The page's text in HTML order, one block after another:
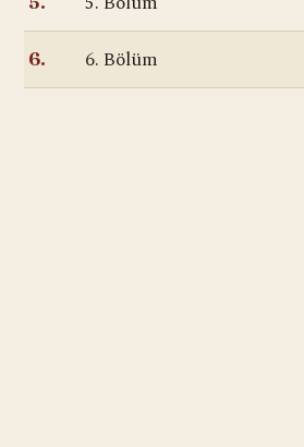
6. 6. Bölüm